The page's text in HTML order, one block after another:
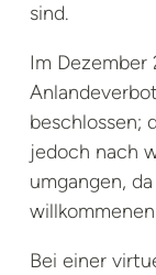
sind.
Im
beschlossen;
jedoch nach
umgangen,
Bei einer